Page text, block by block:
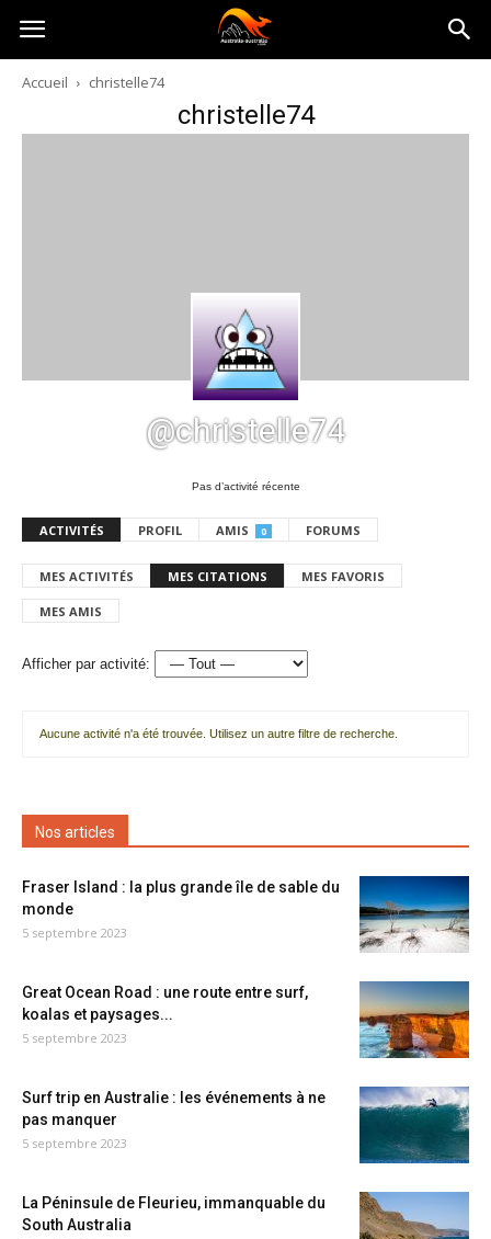
Australia-
australie.com
Accueil christelle74
christelle74
@christelle74
Pas d’activité récente
ACTIVITÉS PROFIL AMIS 0 FORUMS
MES ACTIVITÉS MES CITATIONS MES FAVORIS
MES AMIS
Afficher par activité:
Aucune activité n'a été trouvée. Utilisez un autre filtre de recherche.
Nos articles
Fraser Island : la plus grande île de sable du
monde
5 septembre 2023
Great Ocean Road : une route entre surf,
koalas et paysages...
5 septembre 2023
Surf trip en Australie : les événements à ne
pas manquer
5 septembre 2023
La Péninsule de Fleurieu, immanquable du
South Australia